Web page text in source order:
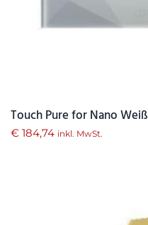
Touch Pure for Nano Weiß
€ 184,74 inkl. MwSt.